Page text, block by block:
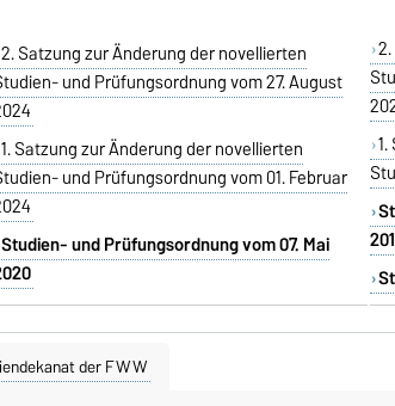
2. Satzung zur Änderung der novellierten
und Prüfungsordnung vom 27. August
1. Satzung zur Änderung der novellierten
und Prüfungsordnung vom 01. Februar
Studien- und Prüfungsordnung vom 07. Mai
der FWW